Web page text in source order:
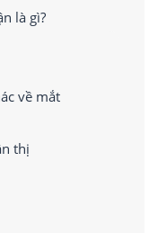
là gì?
về mắt
thị